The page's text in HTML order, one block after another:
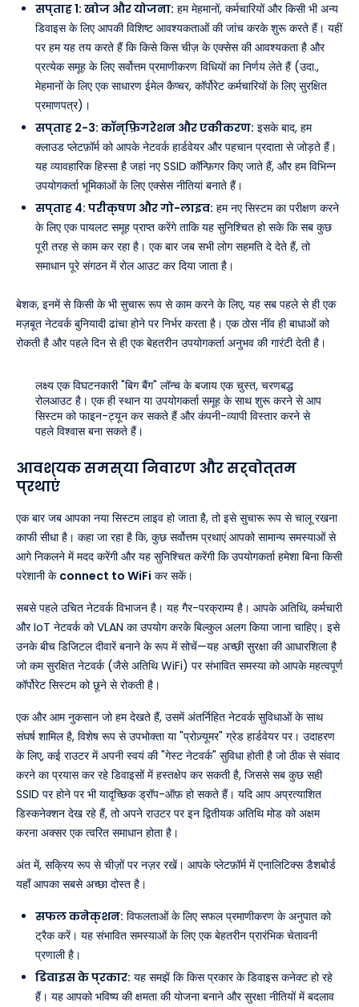
सप्ताह 1: खोज और योजना: हम मेहमानों, कर्मचारियों और किसी भी अन्य
डिवाइस के लिए आपकी विशिष्ट आवश्यकताओं की जांच करके शुरू करते हैं। यहीं
पर हम यह तय करते हैं कि किसे किस चीज़ के एक्सेस की आवश्यकता है और
प्रत्येक समूह के लिए सर्वोत्तम प्रमाणीकरण विधियों का निर्णय लेते हैं (उदा.,
मेहमानों के लिए एक साधारण ईमेल कैप्चर, कॉर्पोरेट कर्मचारियों के लिए सुरक्षित
प्रमाणपत्र)।
सप्ताह 2-3: कॉन्फ़िगरेशन और एकीकरण: इसके बाद, हम
क्लाउड प्लेटफ़ॉर्म को आपके नेटवर्क हार्डवेयर और पहचान प्रदाता से जोड़ते हैं।
यह व्यावहारिक हिस्सा है जहां नए SSID कॉन्फ़िगर किए जाते हैं, और हम विभिन्न
उपयोगकर्ता भूमिकाओं के लिए एक्सेस नीतियां बनाते हैं।
सप्ताह 4: परीक्षण और गो-लाइव: हम नए सिस्टम का परीक्षण करने
के लिए एक पायलट समूह प्राप्त करेंगे ताकि यह सुनिश्चित हो सके कि सब कुछ
पूरी तरह से काम कर रहा है। एक बार जब सभी लोग सहमति दे देते हैं, तो
समाधान पूरे संगठन में रोल आउट कर दिया जाता है।
बेशक, इनमें से किसी के भी सुचारू रूप से काम करने के लिए, यह सब पहले से ही एक
मज़बूत नेटवर्क बुनियादी ढांचा होने पर निर्भर करता है। एक ठोस नींव ही बाधाओं को
रोकती है और पहले दिन से ही एक बेहतरीन उपयोगकर्ता अनुभव की गारंटी देती है।
लक्ष्य एक विघटनकारी "बिग बैंग" लॉन्च के बजाय एक चुस्त, चरणबद्ध
रोलआउट है। एक ही स्थान या उपयोगकर्ता समूह के साथ शुरू करने से आप
सिस्टम को फाइन-ट्यून कर सकते हैं और कंपनी-व्यापी विस्तार करने से
पहले विश्वास बना सकते हैं।
आवश्यक समस्या निवारण और सर्वोत्तम
प्रथाएं
एक बार जब आपका नया सिस्टम लाइव हो जाता है, तो इसे सुचारू रूप से चालू रखना
काफी सीधा है। कहा जा रहा है कि, कुछ सर्वोत्तम प्रथाएं आपको सामान्य समस्याओं से
आगे निकलने में मदद करेंगी और यह सुनिश्चित करेंगी कि उपयोगकर्ता हमेशा बिना किसी
परेशानी के connect to WiFi कर सकें।
सबसे पहले उचित नेटवर्क विभाजन है। यह गैर-परक्राम्य है। आपके अतिथि, कर्मचारी
और IoT नेटवर्क को VLAN का उपयोग करके बिल्कुल अलग किया जाना चाहिए। इसे
उनके बीच डिजिटल दीवारें बनाने के रूप में सोचें—यह अच्छी सुरक्षा की आधारशिला है
जो कम सुरक्षित नेटवर्क (जैसे अतिथि WiFi) पर संभावित समस्या को आपके महत्वपूर्ण
कॉर्पोरेट सिस्टम को छूने से रोकती है।
एक और आम नुकसान जो हम देखते हैं, उसमें अंतर्निहित नेटवर्क सुविधाओं के साथ
संघर्ष शामिल है, विशेष रूप से उपभोक्ता या "प्रोज़्यूमर" ग्रेड हार्डवेयर पर। उदाहरण
के लिए, कई राउटर में अपनी स्वयं की "गेस्ट नेटवर्क" सुविधा होती है जो ठीक से संवाद
करने का प्रयास कर रहे डिवाइसों में हस्तक्षेप कर सकती है, जिससे सब कुछ सही
SSID पर होने पर भी यादृच्छिक ड्रॉप-ऑफ़ हो सकते हैं। यदि आप अप्रत्याशित
डिस्कनेक्शन देख रहे हैं, तो अपने राउटर पर इन द्वितीयक अतिथि मोड को अक्षम
करना अक्सर एक त्वरित समाधान होता है।
अंत में, सक्रिय रूप से चीज़ों पर नज़र रखें। आपके प्लेटफ़ॉर्म में एनालिटिक्स डैशबोर्ड
यहाँ आपका सबसे अच्छा दोस्त है।
सफल कनेक्शन: विफलताओं के लिए सफल प्रमाणीकरण के अनुपात को
ट्रैक करें। यह संभावित समस्याओं के लिए एक बेहतरीन प्रारंभिक चेतावनी
प्रणाली है।
डिवाइस के प्रकार: यह समझें कि किस प्रकार के डिवाइस कनेक्ट हो रहे
हैं। यह आपको भविष्य की क्षमता की योजना बनाने और सुरक्षा नीतियों में बदलाव